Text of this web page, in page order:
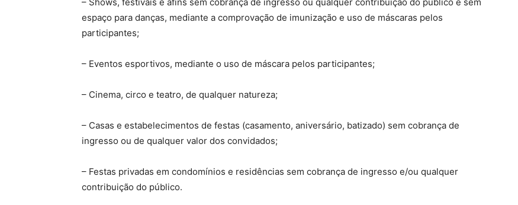
espaço para danças, mediante a comprovação de imunização e uso de máscaras pelos
participantes;
– Eventos esportivos, mediante o uso de máscara pelos participantes;
– Cinema, circo e teatro, de qualquer natureza;
– Casas e estabelecimentos de festas (casamento, aniversário, batizado) sem cobrança de
ingresso ou de qualquer valor dos convidados;
– Festas privadas em condomínios e residências sem cobrança de ingresso e/ou qualquer
contribuição do público.